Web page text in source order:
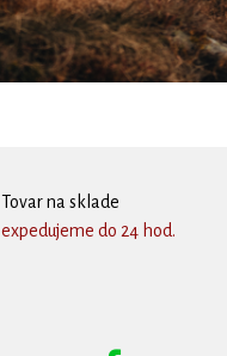
Tovar na sklade
expedujeme do 24 hod.